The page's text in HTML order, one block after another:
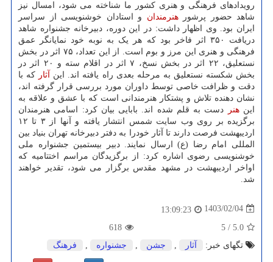
رویدادهای فرهنگی و هنری کشور ما شناخته می شود، امسال نیز
شاهد حضور پرشورهنرمندان و استادان خوشنویسی از سراسر
ایران بود. وی اظهار داشت: در این دوره، دبیرخانه جشنواره شاهد
دریافت ۳۵۰ اثر فاخر بود که هر یک به نوبه خود نمایانگر عمق
فرهنگی و هنری این مرز و بوم است. از این تعداد، ۷۵ اثر در بخش
نستعلیق، ۲۲ اثر در بخش نسخ، ۷ اثر در اقلام سته و ۲۰ اثر در
بخش شکسته نستعلیق به مرحله بعدی راه یافته اند. این
آثار که با
دقت و ظرافت خاصی توسط داوران مورد بررسی قرار گرفته اند،
نشان دهنده تلاش و پشتکار هنرمندانی است که با عشق و علاقه به
اینهنر
دست به قلم شده اند. بابایی بیان کرد: اسامی هنرمندان
برگزیده بر روی وب سایت شمس انتشار یافته و آنها از ۳ تا ۱۲
اردیبهشت فرصت دارند تا آثار خودرا به دفتر دبیرخانه تهران بنیاد بین
المللی امام رضا (ع) ارسال نمایند. دبیر بیستمین جشنواره ملی
خوشنویسی رضوی اشاره کرد: از برگزیدگان مراسم اختتامیه که
اواخر اردیبهشت در مشهد مقدس برگزار می شود، تقدیر خواهند
شد.
1403/02/04
13:09:23
5.0
/
5
618
تگهای خبر:
آثار جشن جشنواره فرهنگ